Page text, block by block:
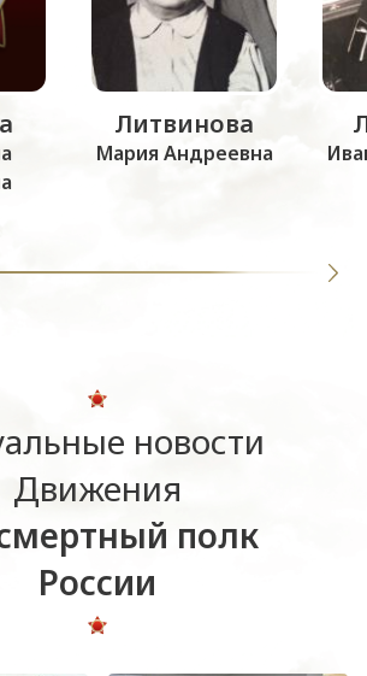
Литвинова
Мария Андреевна
новости
Движения
полк
России